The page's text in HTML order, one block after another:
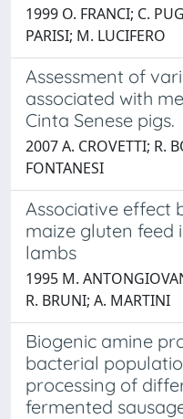
1999 O. FRANCI; C.
PARISI; M. LUCIFERO
Assessment of
associated with
Cinta Senese pigs.
2007 A. CROVETTI; R.
FONTANESI
Associative effect
maize gluten feed
lambs
1995 M.
R. BRUNI; A. MARTINI
Biogenic amine
bacterial
processing of
fermented